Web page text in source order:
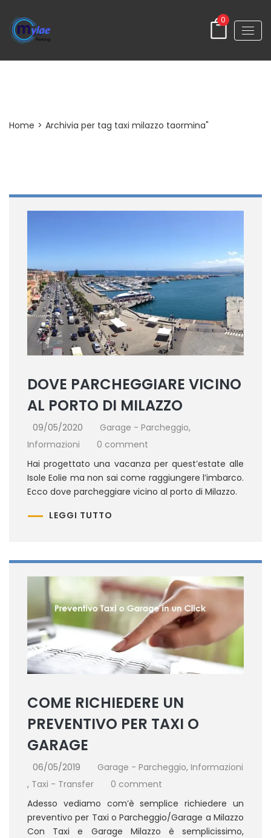
0
Home > Archivia per tag taxi milazzo taormina"
DOVE PARCHEGGIARE VICINO
AL PORTO DI MILAZZO
09/05/2020 Garage - Parcheggio,
Informazioni
0 comment
Hai progettato una vacanza per quest’estate alle
Isole Eolie ma non sai come raggiungere l’imbarco.
Ecco dove parcheggiare vicino al porto di Milazzo.
LEGGI TUTTO
COME RICHIEDERE UN
PREVENTIVO PER TAXI O
GARAGE
06/05/2019 Garage - Parcheggio, Informazioni
, Taxi - Transfer
0 comment
Adesso vediamo com’è semplice richiedere un
preventivo per Taxi o Parcheggio/Garage a Milazzo
Con Taxi e Garage Milazzo è semplicissimo,